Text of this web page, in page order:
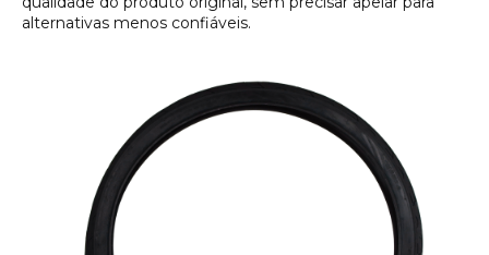
alternativas menos confiáveis.